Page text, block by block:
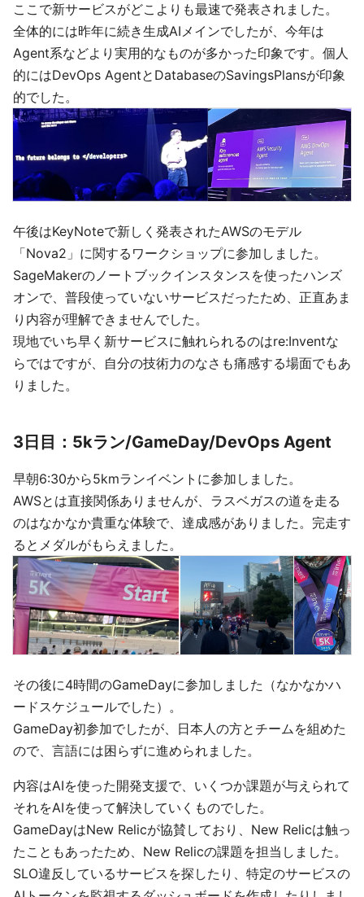
ここで新サービスがどこよりも最速で発表されました。
全体的には昨年に続き生成AIメインでしたが、今年は
Agent系などより実用的なものが多かった印象です。個人
的にはDevOps AgentとDatabaseのSavingsPlansが印象
的でした。
午後はKeyNoteで新しく発表されたAWSのモデル
「Nova2」に関するワークショップに参加しました。
SageMakerのノートブックインスタンスを使ったハンズ
オンで、普段使っていないサービスだったため、正直あま
り内容が理解できませんでした。
現地でいち早く新サービスに触れられるのはre:Inventな
らではですが、自分の技術力のなさも痛感する場面でもあ
りました。
3日目：5kラン/GameDay/DevOps Agent
早朝6:30から5kmランイベントに参加しました。
AWSとは直接関係ありませんが、ラスベガスの道を走る
のはなかなか貴重な体験で、達成感がありました。完走す
るとメダルがもらえました。
その後に4時間のGameDayに参加しました（なかなかハ
ードスケジュールでした）。
GameDay初参加でしたが、日本人の方とチームを組めた
ので、言語には困らずに進められました。
内容はAIを使った開発支援で、いくつか課題が与えられて
それをAIを使って解決していくものでした。
GameDayはNew Relicが協賛しており、New Relicは触っ
たこともあったため、New Relicの課題を担当しました。
SLO違反しているサービスを探したり、特定のサービスの